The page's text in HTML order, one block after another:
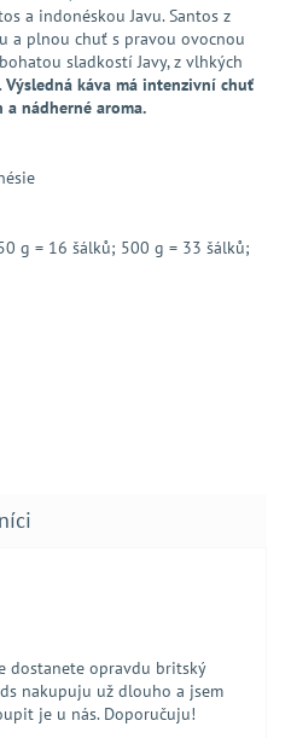
a indonéskou Javu. Santos z
a plnou chuť s pravou ovocnou
sladkostí Javy, z vlhkých
Výsledná káva má intenzivní chuť
a nádherné aroma.
g = 16 šálků; 500 g = 33 šálků;
je 5 z 5 hvězdiček.
dostanete opravdu britský
nakupuju už dlouho a jsem
je u nás. Doporučuju!